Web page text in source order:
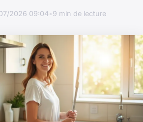
2026 09:04•9 min de lecture